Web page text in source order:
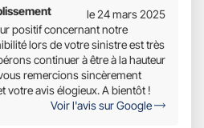
le 24 mars 2025
positif concernant notre
lors de votre sinistre est très
continuer à être à la hauteur
remercions sincèrement
votre avis élogieux. A bientôt !
Voir l'avis sur Google